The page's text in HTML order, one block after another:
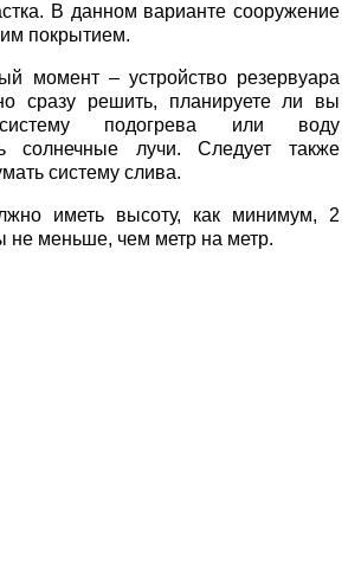
В данном варианте сооружение
покрытием.
момент – устройство резервуара
сразу решить, планируете ли вы
систему подогрева или воду
солнечные лучи. Следует также
систему слива.
иметь высоту, как минимум, 2
не меньше, чем метр на метр.